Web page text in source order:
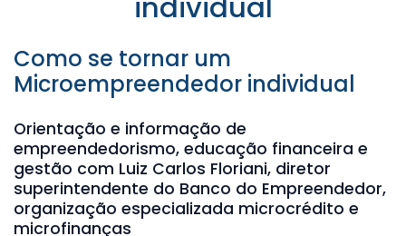
Como se tornar um
Microempreendedor individual
Orientação e informação de
empreendedorismo, educação financeira e
gestão com Luiz Carlos Floriani, diretor
superintendente do Banco do Empreendedor,
organização especializada microcrédito e
microfinanças